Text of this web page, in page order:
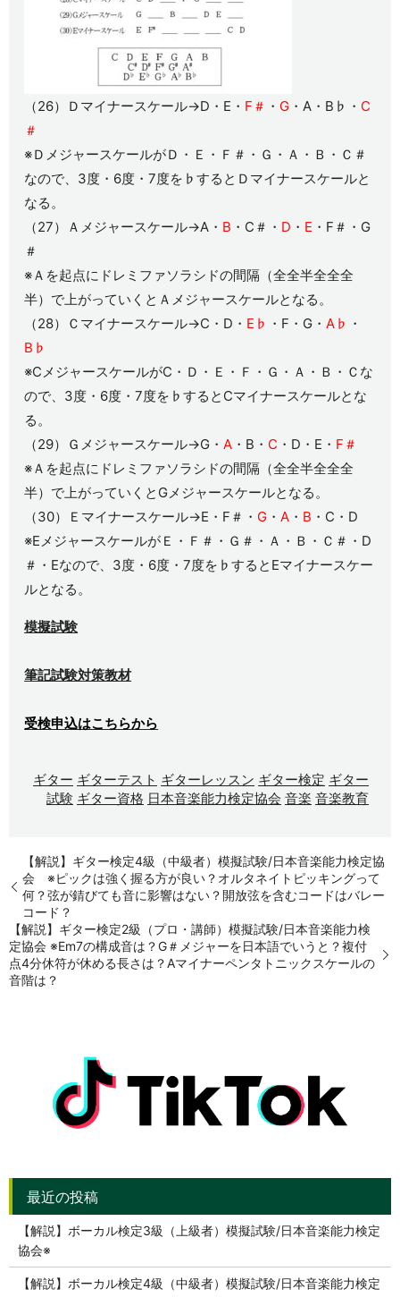
（26）Ｄマイナースケール→D・E・ F＃ ・ G ・A・B♭・ C
＃
※ＤメジャースケールがＤ・Ｅ・Ｆ＃・Ｇ・Ａ・Ｂ・Ｃ＃
なので、3度・6度・7度を♭するとＤマイナースケールと
なる。
（27）Ａメジャースケール→A・ B ・C＃・ D ・ E ・F＃・G
＃
※Ａを起点にドレミファソラシドの間隔（全全半全全全
半）で上がっていくとＡメジャースケールとなる。
（28）Ｃマイナースケール→C・D・ E♭ ・F・G・A♭ ・
B♭
※CメジャースケールがC・Ｄ・Ｅ・Ｆ・Ｇ・Ａ・Ｂ・Ｃな
ので、3度・6度・7度を♭するとCマイナースケールとな
る。
（29）Ｇメジャースケール→G・A ・B・ C ・D・E・ F＃
※Ａを起点にドレミファソラシドの間隔（全全半全全全
半）で上がっていくとGメジャースケールとなる。
（30）Ｅマイナースケール→E・F＃・ G ・A ・ B ・C・D
※EメジャースケールがＥ・Ｆ＃・Ｇ＃・Ａ・Ｂ・Ｃ＃・D
＃・Eなので、3度・6度・7度を♭するとEマイナースケー
ルとなる。
模擬試験
筆記試験対策教材
受検申込はこちらから
ギター ギターテスト ギターレッスン ギター検定 ギター
試験 ギター資格 日本音楽能力検定協会 音楽 音楽教育
【解説】ギター検定4級（中級者）模擬試験/日本音楽能力検定協
会 ※ピックは強く握る方が良い？オルタネイトピッキングって
何？弦が錆びても音に影響はない？開放弦を含むコードはバレー
コード？
【解説】ギター検定2級（プロ・講師）模擬試験/日本音楽能力検
定協会 ※Em7の構成音は？G＃メジャーを日本語でいうと？複付
点4分休符が休める長さは？Aマイナーペンタトニックスケールの
音階は？
【解説】ボーカル検定3級（上級者）模擬試験/日本音楽能力検定
協会※
【解説】ボーカル検定4級（中級者）模擬試験/日本音楽能力検定